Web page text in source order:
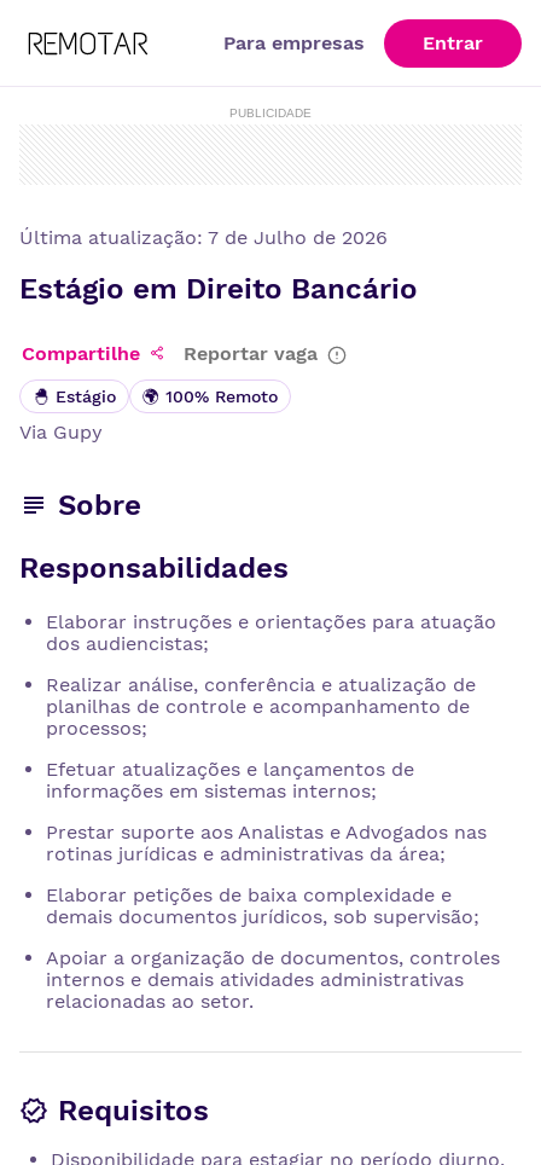
Para empresas Entrar
PUBLICIDADE
Última atualização: 7 de Julho de 2026
Estágio em Direito Bancário
Compartilhe Reportar vaga
🐣 Estágio 🌍 100% Remoto
Via Gupy
Sobre
Responsabilidades
Elaborar instruções e orientações para atuação
dos audiencistas;
Realizar análise, conferência e atualização de
planilhas de controle e acompanhamento de
processos;
Efetuar atualizações e lançamentos de
informações em sistemas internos;
Prestar suporte aos Analistas e Advogados nas
rotinas jurídicas e administrativas da área;
Elaborar petições de baixa complexidade e
demais documentos jurídicos, sob supervisão;
Apoiar a organização de documentos, controles
internos e demais atividades administrativas
relacionadas ao setor.
Requisitos
Disponibilidade para estagiar no período diurno,